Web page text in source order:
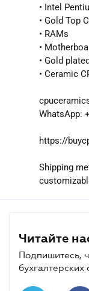
• Intel
• Gold Top
• RAMs
•
• Gold
• Ceramic
WhatsApp:
https://
Shipping
Читайте
Подпишитесь,
бухгалтерских